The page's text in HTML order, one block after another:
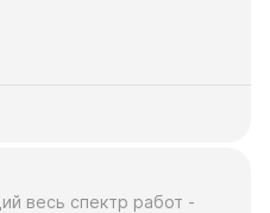
весь спектр работ -